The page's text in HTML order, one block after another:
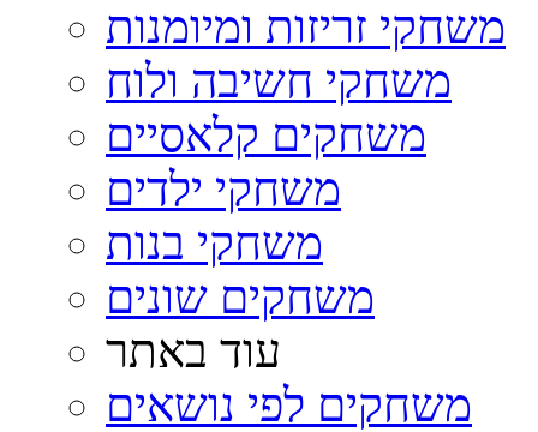
משחקי זריזות ומיומנות
משחקי חשיבה ולוח
משחקים קלאסיים
משחקי ילדים
משחקי בנות
משחקים שונים
עוד באתר
משחקים לפי נושאים